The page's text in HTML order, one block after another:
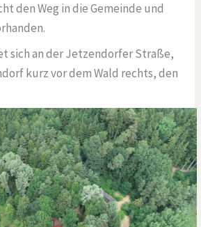
den Weg in die Gemeinde und
sich an der Jetzendorfer Straße,
kurz vor dem Wald rechts, den